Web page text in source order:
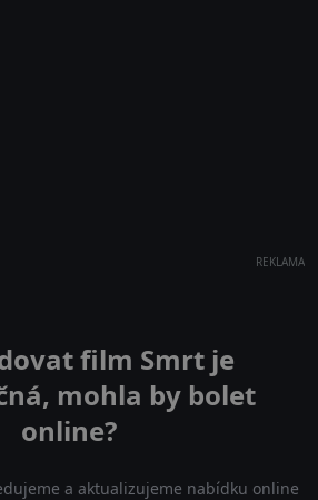
REKLAMA
film Smrt je
mohla by bolet
online?
a aktualizujeme nabídku online